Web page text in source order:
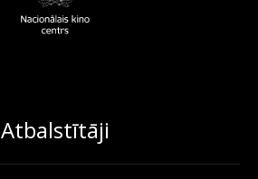
Atbalstītāji